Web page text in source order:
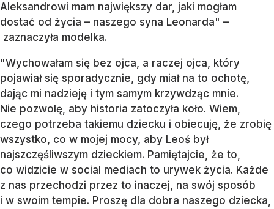
Aleksandrowi mam największy dar, jaki mogłam
dostać od życia – naszego syna Leonarda" –
zaznaczyła modelka.
"Wychowałam się bez ojca, a raczej ojca, który
pojawiał się sporadycznie, gdy miał na to ochotę,
dając mi nadzieję i tym samym krzywdząc mnie.
Nie pozwolę, aby historia zatoczyła koło. Wiem,
czego potrzeba takiemu dziecku i obiecuję, że zrobię
wszystko, co w mojej mocy, aby Leoś był
najszczęśliwszym dzieckiem. Pamiętajcie, że to,
co widzicie w social mediach to urywek życia. Każde
z nas przechodzi przez to inaczej, na swój sposób
i w swoim tempie. Proszę dla dobra naszego dziecka,